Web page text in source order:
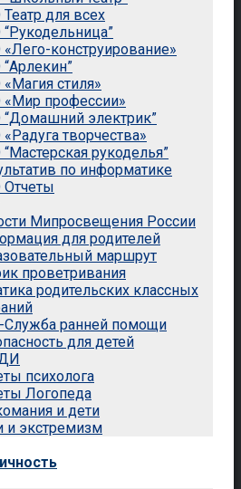
для всех
конструирование»
стиля»
профессии»
электрик”
творчества»
рукоделья”
по информатике
Мипросвещения России
для родителей
маршрут
проветривания
родительских классных
ранней помощи
для детей
психолога
Логопеда
и дети
и экстремизм